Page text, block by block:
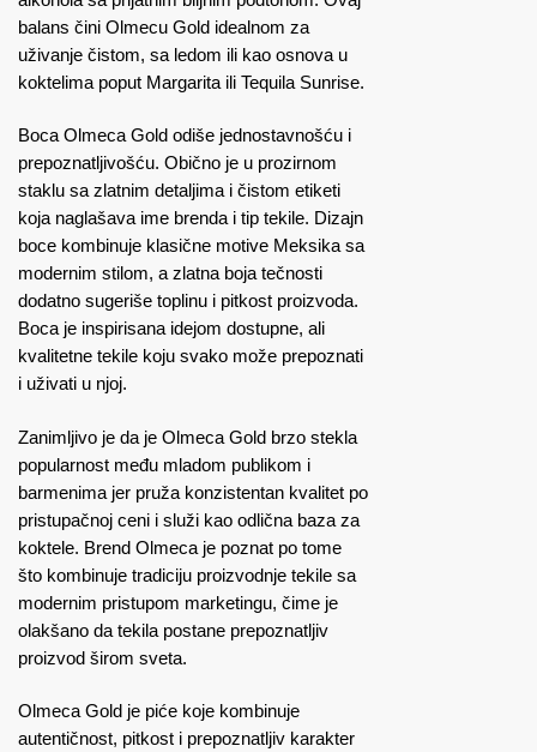
balans čini Olmecu Gold idealnom za
uživanje čistom, sa ledom ili kao osnova u
koktelima poput Margarita ili Tequila Sunrise.
Boca Olmeca Gold odiše jednostavnošću i
prepoznatljivošću. Obično je u prozirnom
staklu sa zlatnim detaljima i čistom etiketi
koja naglašava ime brenda i tip tekile. Dizajn
boce kombinuje klasične motive Meksika sa
modernim stilom, a zlatna boja tečnosti
dodatno sugeriše toplinu i pitkost proizvoda.
Boca je inspirisana idejom dostupne, ali
kvalitetne tekile koju svako može prepoznati
i uživati u njoj.
Zanimljivo je da je Olmeca Gold brzo stekla
popularnost među mladom publikom i
barmenima jer pruža konzistentan kvalitet po
pristupačnoj ceni i služi kao odlična baza za
koktele. Brend Olmeca je poznat po tome
što kombinuje tradiciju proizvodnje tekile sa
modernim pristupom marketingu, čime je
olakšano da tekila postane prepoznatljiv
proizvod širom sveta.
Olmeca Gold je piće koje kombinuje
autentičnost, pitkost i prepoznatljiv karakter